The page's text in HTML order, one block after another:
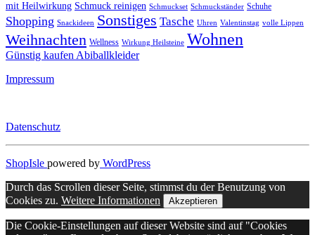
mit Heilwirkung Schmuck reinigen Schmuckset Schmuckständer Schuhe
Shopping Snackideen Sonstiges Tasche Uhren Valentinstag volle Lippen
Weihnachten Wellness Wirkung Heilsteine Wohnen
Günstig kaufen Abiballkleider
Impressum
Datenschutz
ShopIsle powered by WordPress
Durch das Scrollen dieser Seite, stimmst du der Benutzung von
Cookies zu. Weitere Informationen Akzeptieren
Die Cookie-Einstellungen auf dieser Website sind auf "Cookies